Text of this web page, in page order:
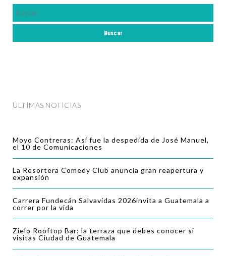
ÚLTIMAS NOTICIAS
Moyo Contreras: Así fue la despedida de José Manuel,
el 10 de Comunicaciones
La Resortera Comedy Club anuncia gran reapertura y
expansión
Carrera Fundecán Salvavidas 2026invita a Guatemala a
correr por la vida
Zielo Rooftop Bar: la terraza que debes conocer si
visitas Ciudad de Guatemala